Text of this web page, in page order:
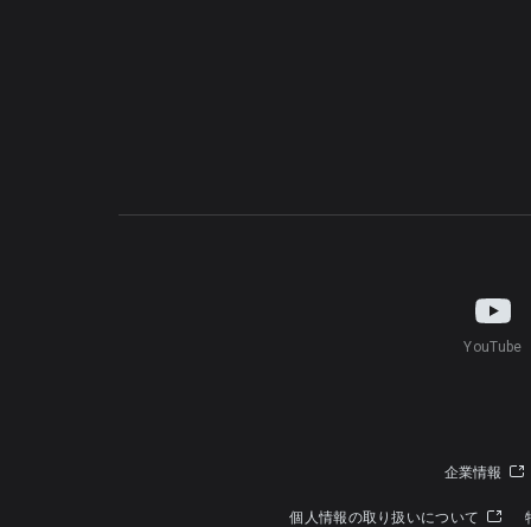
YouTube
企業情報
個人情報の取り扱いについて